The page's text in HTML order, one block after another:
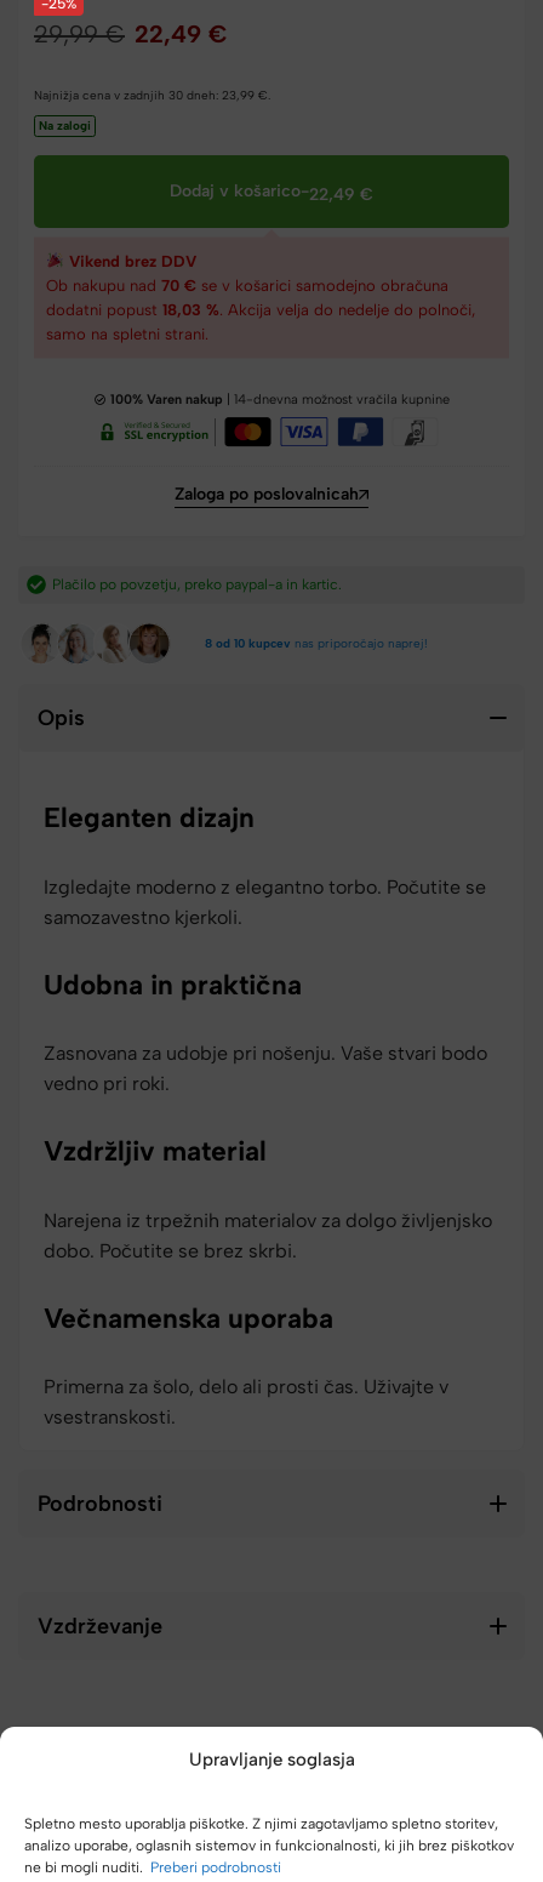
Upravljanje soglasja
Spletno mesto uporablja piškotke. Z njimi zagotavljamo spletno storitev,
analizo uporabe, oglasnih sistemov in funkcionalnosti, ki jih brez piškotkov
ne bi mogli nuditi. Preberi podrobnosti
29,99€ 22,49 €
Najnižja cena v zadnjih 30 dneh: 23,99 €
Na zalogi
Dodaj v košarico-22,49 €
Vikend brez DDV
Ob nakupu nad 70 € se v košarici samodejno obračuna
dodatni popust 18,03 % . Akcija velja do nedelje do polnoči,
samo na spletni strani.
100% Varen nakup | 14-dnevna možnost vračila kupnine
Zaloga po poslovalnicah
paypal-a in kartic.​
8 od 10 kupcev nas priporočajo naprej!
Opis
Eleganten dizajn
Izgledajte moderno z elegantno torbo. Počutite se
samozavestno kjerkoli.
Udobna in praktična
Zasnovana za udobje pri nošenju. Vaše stvari bodo
vedno pri roki.
Vzdržljiv material
Narejena iz trpežnih materialov za dolgo življenjsko
dobo. Počutite se brez skrbi.
Večnamenska uporaba
Primerna za šolo, delo ali prosti čas. Uživajte v
vsestranskosti.
Podrobnosti
Vzdrževanje